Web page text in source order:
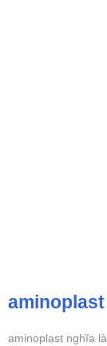
aminoplast
aminoplast nghĩa